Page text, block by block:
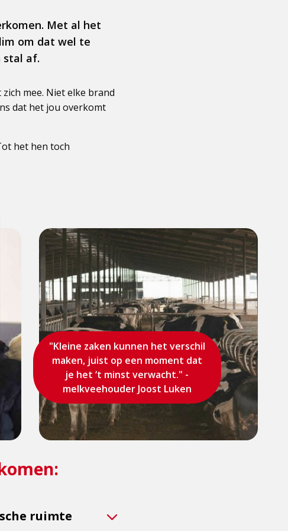
Met al het
om dat wel te
stal af.
mee. Niet elke brand
dat het jou overkomt
het hen toch
"Kleine zaken kunnen het verschil
maken, juist op een moment dat
je het ‘t minst verwacht." -
melkveehouder Joost Luken
ruimte